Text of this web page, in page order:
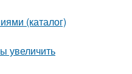
(каталог)
увеличить